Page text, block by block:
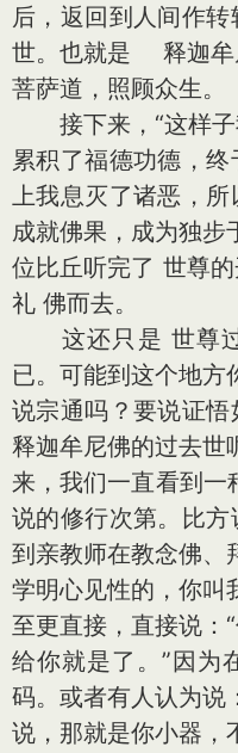
后，返回到人间作
世。也就是 释迦牟
菩萨道，照顾众生。
接下来，“这样子
累积了福德功德，
上我息灭了诸恶，
成就佛果，成为独步
位比丘听完了 世尊
礼 佛而去。
这还只是 世尊过
已。可能到这个地方
说宗通吗？要说证
释迦牟尼佛的过去世
来，我们一直看到一
说的修行次第。比
到亲教师在教念佛、
学明心见性的，你叫
至更直接，直接说：
给你就是了。”因为
码。或者有人认为说
说，那就是你小器，